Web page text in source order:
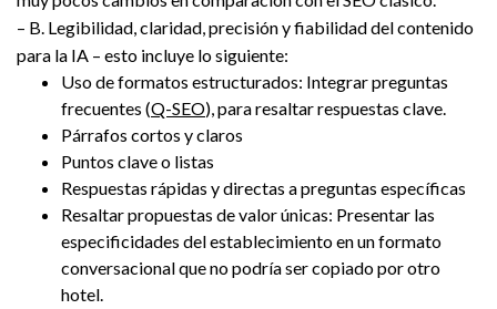
– B. Legibilidad, claridad, precisión y fiabilidad del contenido
para la IA – esto incluye lo siguiente:
Uso de formatos estructurados: Integrar preguntas
frecuentes (Q-SEO), para resaltar respuestas clave.
Párrafos cortos y claros
Puntos clave o listas
Respuestas rápidas y directas a preguntas específicas
Resaltar propuestas de valor únicas: Presentar las
especificidades del establecimiento en un formato
conversacional que no podría ser copiado por otro
hotel.